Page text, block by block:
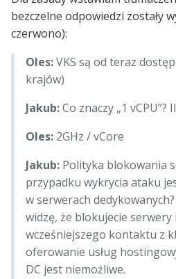
bezczelne odpowiedzi zostały
czerwono):
Oles:VKS są od teraz
krajów)
Jakub:Co znaczy „1 vCPU”?
Oles:2GHz / vCore
Jakub:Polityka blokowania
przypadku wykrycia ataku
w serwerach
widzę, że blokujecie serwery
wcześniejszego kontaktu z
oferowanie usług
DC jest niemożliwe.